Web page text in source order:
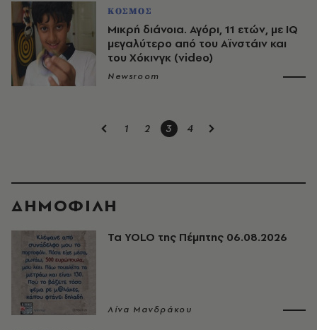
ΚΟΣΜΟΣ
Μικρή διάνοια. Αγόρι, 11 ετών, με IQ
μεγαλύτερο από του Αϊνστάιν και
του Χόκινγκ (video)
Newsroom
1 2 3 4
ΔΗΜΟΦΙΛΗ
Τα YOLO της Πέμπτης 06.08.2026
Λίνα Μανδράκου